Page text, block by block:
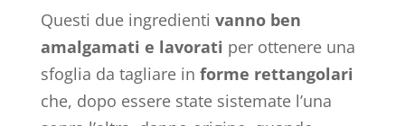
Questi due ingredienti vanno ben
amalgamati e lavorati per ottenere una
sfoglia da tagliare in forme rettangolari
che, dopo essere state sistemate l’una